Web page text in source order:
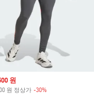
price
원
원 정상가 -30%